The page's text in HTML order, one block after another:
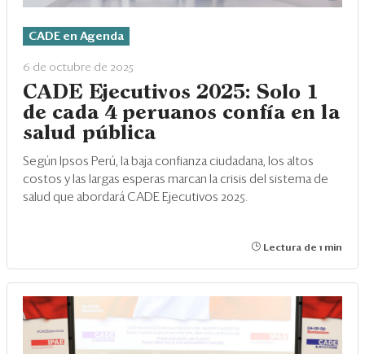
CADE en Agenda
6 de octubre de 2025
CADE Ejecutivos 2025: Solo 1
de cada 4 peruanos confía en la
salud pública
Según Ipsos Perú, la baja confianza ciudadana, los altos
costos y las largas esperas marcan la crisis del sistema de
salud que abordará CADE Ejecutivos 2025.
Lectura de 1 min